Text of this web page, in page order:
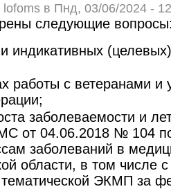
в Пнд, 03/06/2024 -
следующие
индикативных
работы с ветеранами и
заболеваемости и
от 04.06.2018 № 104 по
заболеваний в
области, в том числе
тематической ЭКМП за